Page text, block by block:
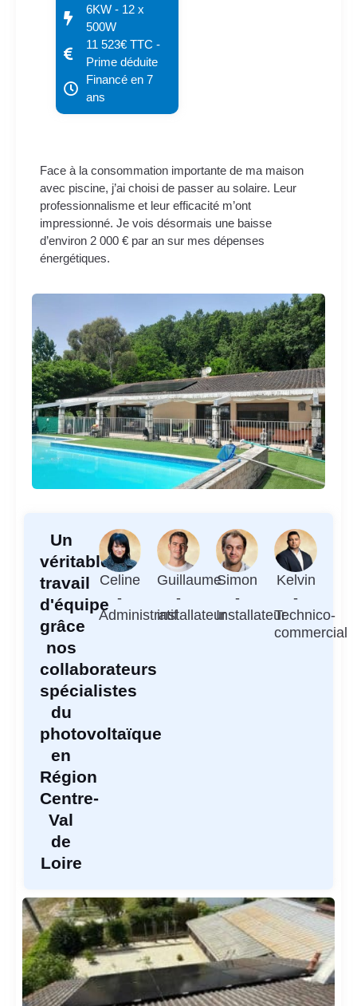
6KW - 12 x
500W
11 523€ TTC -
Prime déduite
Financé en 7
ans
Face à la consommation importante de ma maison
avec piscine, j’ai choisi de passer au solaire. Leur
professionnalisme et leur efficacité m’ont
impressionné. Je vois désormais une baisse
d’environ 2 000 € par an sur mes dépenses
énergétiques.
Un
véritable
travail
d'équipe
grâce
nos
collaborateurs
spécialistes
du
photovoltaïque
en
Région
Centre-
Val
de
Loire
Celine
-
Administratif
Guillaume
-
installateur
Simon
-
Installateur
Kelvin
-
Technico-
commercial